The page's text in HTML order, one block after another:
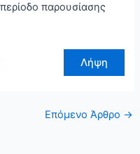
παρουσίασης
Λήψη
Επόμενο Άρθρο →